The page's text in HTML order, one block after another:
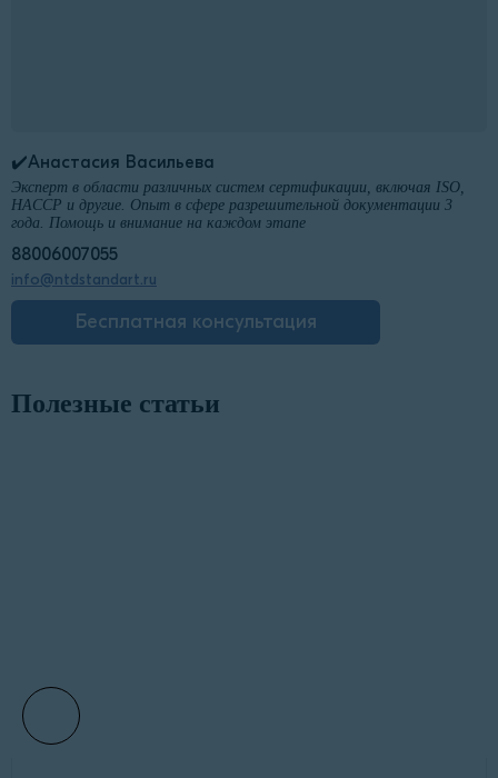
✔️Анастасия Васильева
Эксперт в области различных систем сертификации, включая ISO,
HACCP и другие. Опыт в сфере разрешительной документации 3
года. Помощь и внимание на каждом этапе
88006007055
info@ntdstandart.ru
Бесплатная консультация
Полезные статьи